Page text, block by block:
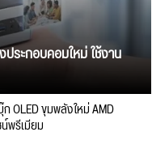
ระกอบคอมใหม่ ใช้งาน
OLED ขุมพลังใหม่ AMD
พรีเมียม